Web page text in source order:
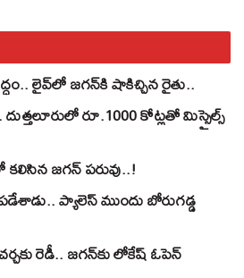
లైవ్‌లో జగన్‌కి షాకిచ్చిన రైతు..
రూ.1000 కోట్లతో మిస్సైల్స్
జగన్ పరువు..!
ప్యాలెస్‌ ముందు బోరుగడ్డ
రెడీ.. జగన్‌కు లోకేష్‌ ఓపెన్